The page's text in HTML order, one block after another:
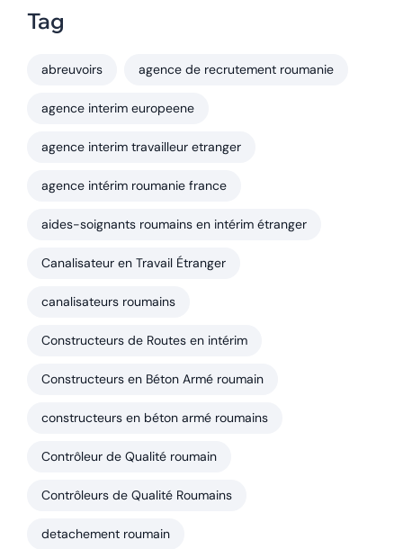
Tag
abreuvoirs agence de recrutement roumanie
agence interim europeene
agence interim travailleur etranger
agence intérim roumanie france
aides-soignants roumains en intérim étranger
Canalisateur en Travail Étranger
canalisateurs roumains
Constructeurs de Routes en intérim
Constructeurs en Béton Armé roumain
constructeurs en béton armé roumains
Contrôleur de Qualité roumain
Contrôleurs de Qualité Roumains
detachement roumain